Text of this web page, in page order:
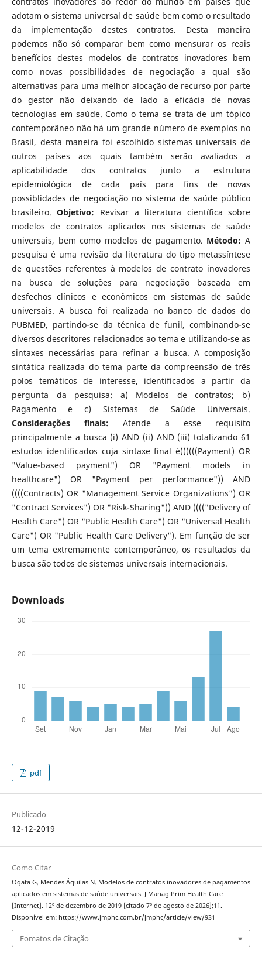
adotam o sistema universal de saúde bem como o resultado
da implementação destes contratos. Desta maneira
podemos não só comparar bem como mensurar os reais
benefícios destes modelos de contratos inovadores bem
como novas possibilidades de negociação a qual são
alternativas para uma melhor alocação de recurso por parte
do gestor não deixando de lado a eficácia de novas
tecnologias em saúde. Como o tema se trata de um tópico
contemporâneo não há um grande número de exemplos no
Brasil, desta maneira foi escolhido sistemas universais de
outros países aos quais também serão avaliados a
aplicabilidade dos contratos junto a estrutura
epidemiológica de cada país para fins de novas
possiblidades de negociação no sistema de saúde público
brasileiro.Objetivo: Revisar a literatura científica sobre
modelos de contratos aplicados nos sistemas de saúde
universais, bem como modelos de pagamento. Método: A
pesquisa é uma revisão da literatura do tipo metassíntese
de questões referentes à modelos de contrato inovadores
na busca de soluções para negociação baseada em
desfechos clínicos e econômicos em sistemas de saúde
universais. A busca foi realizada no banco de dados do
PUBMED, partindo-se da técnica de funil, combinando-se
diversos descritores relacionados ao tema e utilizando-se as
sintaxes necessárias para refinar a busca. A composição
sintática realizada do tema parte da compreensão de três
polos temáticos de interesse, identificados a partir da
pergunta da pesquisa: a) Modelos de contratos; b)
Pagamento e c) Sistemas de Saúde Universais.
Considerações finais: Atende a esse requisito
principalmente a busca (i) AND (ii) AND (iii) totalizando 61
estudos identificados cuja sintaxe final é((((((Payment) OR
"Value-based payment") OR "Payment models in
healthcare") OR "Payment per performance")) AND
((((Contracts) OR "Management Service Organizations") OR
"Contract Services") OR "Risk-Sharing")) AND (((("Delivery of
Health Care") OR "Public Health Care") OR "Universal Health
Care") OR "Public Health Care Delivery"). Em função de ser
um tema extremamente contemporâneo, os resultados da
busca são todos de sistemas universais internacionais.
Downloads
pdf
Publicado
12-12-2019
Como Citar
Ogata G, Mendes Áquilas N. Modelos de contratos inovadores de pagamentos
aplicados em sistemas de saúde universais. J Manag Prim Health Care
[Internet]. 12º de dezembro de 2019 [citado 7º de agosto de 2026];11.
Disponível em: https://www.jmphc.com.br/jmphc/article/view/931
Fomatos de Citação